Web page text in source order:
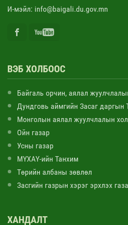
И-мэйл: info@baigali.du.gov.mn
ВЭБ ХОЛБООС
Байгаль орчин, аялал
Дундговь аймгийн Засаг даргын
Монголын аялал жуулчлалын
Ойн газар
Усны газар
МҮХАҮ-ийн Танхим
Төрийн албаны зөвлөл
Засгийн газрын хэрэг эрхлэх
ХАНДАЛТ